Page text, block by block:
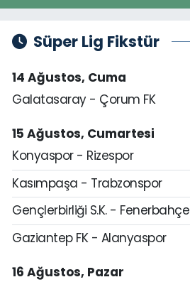
Süper Lig Fikstür
14 Ağustos, Cuma
Galatasaray - Çorum FK
15 Ağustos, Cumartesi
Konyaspor - Rizespor
Kasımpaşa - Trabzonspor
Gençlerbirliği S.K. - Fenerbahçe
Gaziantep FK - Alanyaspor
16 Ağustos, Pazar